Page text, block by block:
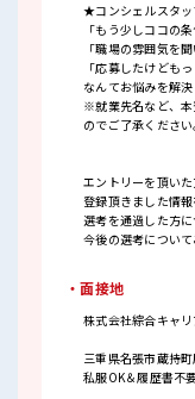
★コンシェルスタ
「もう少しココの
「職場の雰囲気を
「応募したけども
なんてお悩みを解
※就業先名など、本
のでご了承ください
エントリーを頂いた
登録頂きました情
選考を通過した方
今後の選考について
・面接地
株式会社綜合キャ
三重県名張市蔵持
私服OK＆履歴書不